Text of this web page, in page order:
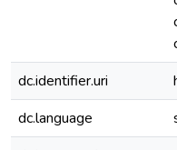
dc.identifier.uri
dc.language